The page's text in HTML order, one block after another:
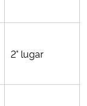
2° lugar